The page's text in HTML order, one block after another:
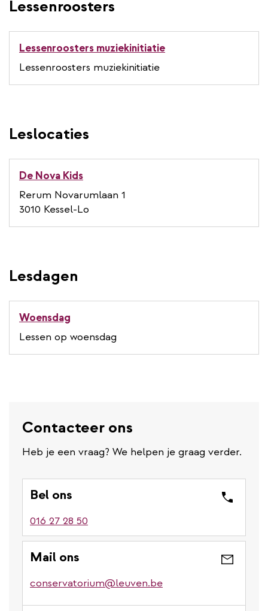
Lessenroosters
Lessenroosters muziekinitiatie
Lessenroosters muziekinitiatie
Leslocaties
De Nova Kids
Rerum Novarumlaan 1
3010 Kessel-Lo
Lesdagen
Woensdag
Lessen op woensdag
Contacteer ons
Heb je een vraag? We helpen je graag verder.
Bel ons
016 27 28 50
Mail ons
conservatorium@leuven.be